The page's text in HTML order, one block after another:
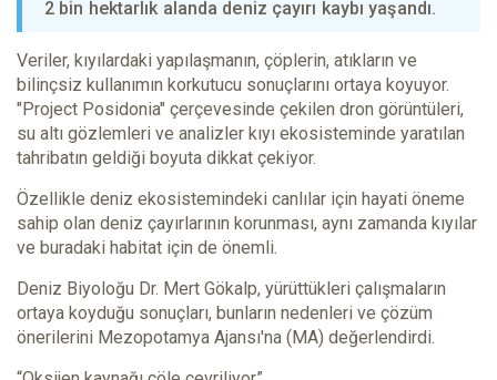
2 bin hektarlık alanda deniz çayırı kaybı yaşandı.
Veriler, kıyılardaki yapılaşmanın, çöplerin, atıkların ve
bilinçsiz kullanımın korkutucu sonuçlarını ortaya koyuyor.
"Project Posidonia" çerçevesinde çekilen dron görüntüleri,
su altı gözlemleri ve analizler kıyı ekosisteminde yaratılan
tahribatın geldiği boyuta dikkat çekiyor.
Özellikle deniz ekosistemindeki canlılar için hayati öneme
sahip olan deniz çayırlarının korunması, aynı zamanda kıyılar
ve buradaki habitat için de önemli.
Deniz Biyoloğu Dr. Mert Gökalp, yürüttükleri çalışmaların
ortaya koyduğu sonuçları, bunların nedenleri ve çözüm
önerilerini Mezopotamya Ajansı'na (MA) değerlendirdi.